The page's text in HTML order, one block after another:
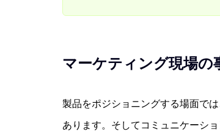
マーケティング現場の
製品をポジショニングする場面で
あります。そしてコミュニケーシ